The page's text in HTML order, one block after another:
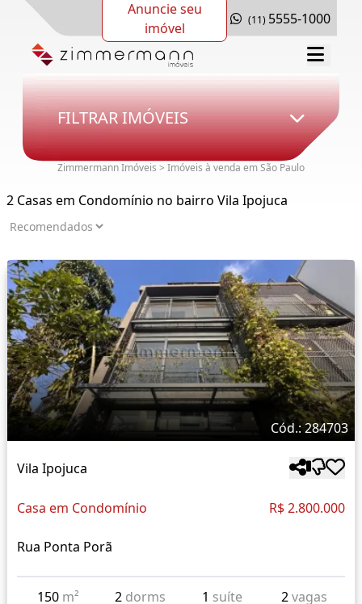
Anuncie seu
imóvel
(11) 5555-1000
FILTRAR IMÓVEIS
Zimmermann Imóveis > Imóveis à venda em São Paulo
2 Casas em Condomínio no bairro Vila Ipojuca
Cód.: 284703
Vila Ipojuca
Casa em Condomínio R$ 2.800.000
Rua Ponta Porã
150 m² 2 dorms 1 suíte 2vagas